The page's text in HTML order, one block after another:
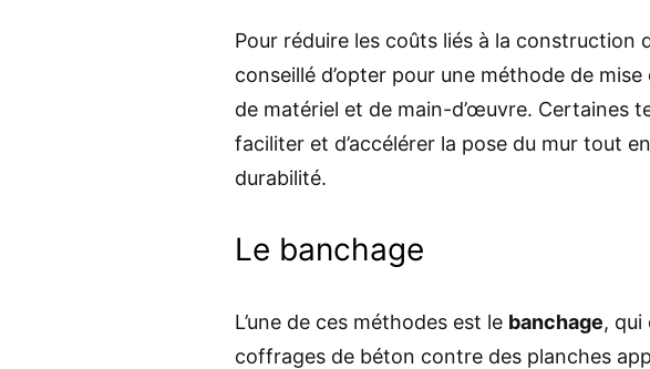
Pour réduire les coûts liés à la construction
conseillé d’opter pour une méthode de
de matériel et de main-d’œuvre. Certaines
faciliter et d’accélérer la pose du mur tout
durabilité.
Le banchage
L’une de ces méthodes est le banchage, qui
coffrages de béton contre des planches